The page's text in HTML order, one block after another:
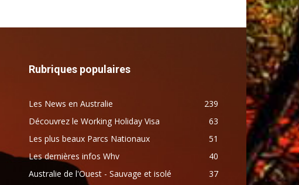
Rubriques populaires
Les News en Australie
239
Découvrez le Working Holiday Visa
63
Les plus beaux Parcs Nationaux
51
Les dernières infos Whv
40
Australie de l'Ouest - Sauvage et isolé
37